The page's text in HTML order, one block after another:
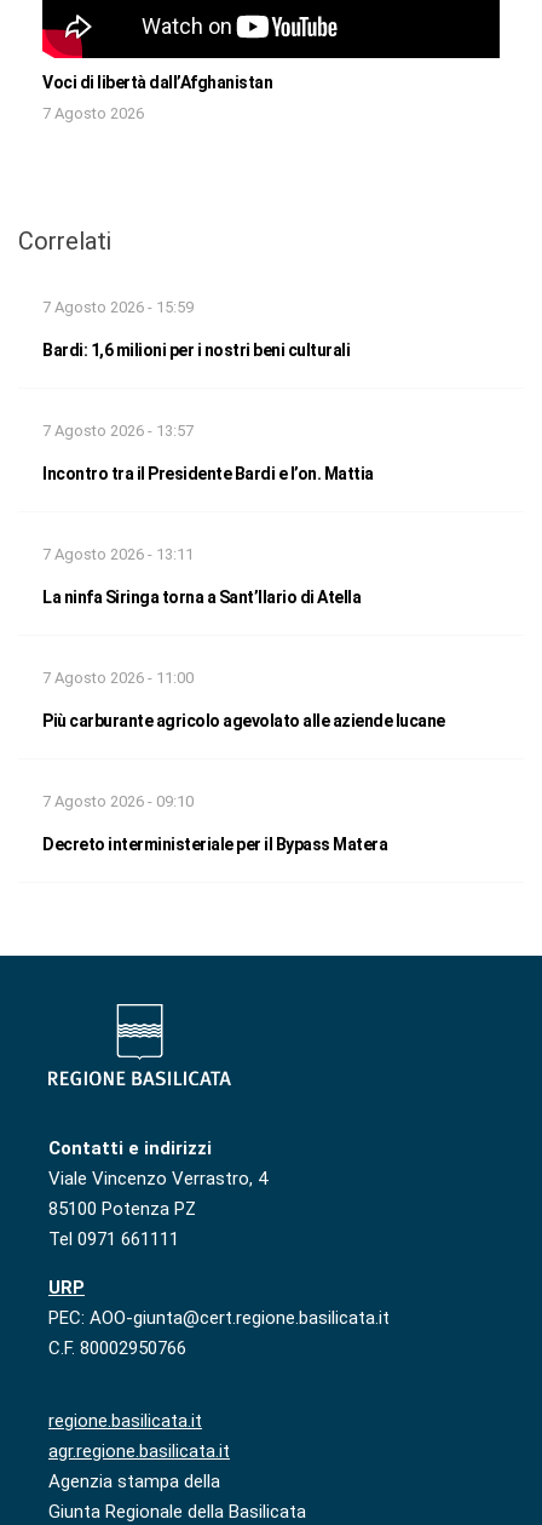
Voci di libertà dall’Afghanistan
7 Agosto 2026
Correlati
7 Agosto 2026 - 15:59
Bardi: 1,6 milioni per i nostri beni culturali
7 Agosto 2026 - 13:57
Incontro tra il Presidente Bardi e l’on. Mattia
7 Agosto 2026 - 13:11
La ninfa Siringa torna a Sant’Ilario di Atella
7 Agosto 2026 - 11:00
Più carburante agricolo agevolato alle aziende lucane
7 Agosto 2026 - 09:10
Decreto interministeriale per il Bypass Matera
Contatti e indirizzi
Viale Vincenzo Verrastro, 4
85100 Potenza PZ
Tel 0971 661111
URP
PEC: AOO-giunta@cert.regione.basilicata.it
C.F. 80002950766
regione.basilicata.it
agr.regione.basilicata.it
Agenzia stampa della
Giunta Regionale della Basilicata